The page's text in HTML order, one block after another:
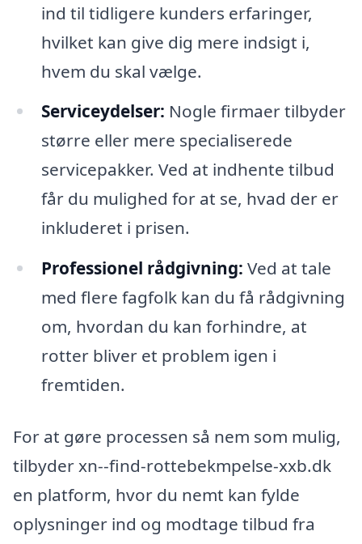
ind til tidligere kunders erfaringer,
hvilket kan give dig mere indsigt i,
hvem du skal vælge.
Serviceydelser: Nogle firmaer tilbyder
større eller mere specialiserede
servicepakker. Ved at indhente tilbud
får du mulighed for at se, hvad der er
inkluderet i prisen.
Professionel rådgivning: Ved at tale
med flere fagfolk kan du få rådgivning
om, hvordan du kan forhindre, at
rotter bliver et problem igen i
fremtiden.
For at gøre processen så nem som mulig,
tilbyder xn--find-rottebekmpelse-xxb.dk
en platform, hvor du nemt kan fylde
oplysninger ind og modtage tilbud fra